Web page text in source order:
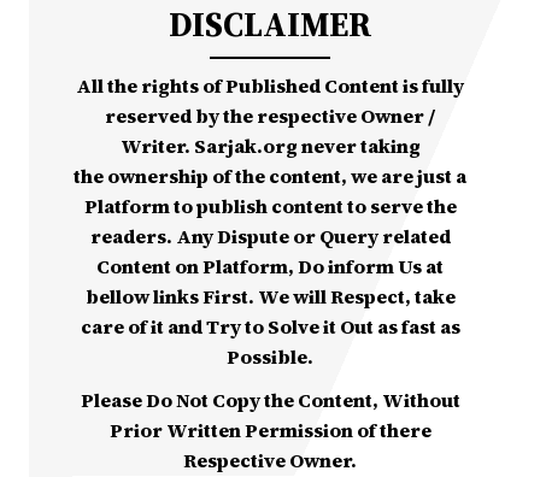
DISCLAIMER
All the rights of Published Content is fully
reserved by the respective Owner /
Writer. Sarjak.org never taking
the ownership of the content, we are just a
Platform to publish content to serve the
readers. Any Dispute or Query related
Content on Platform, Do inform Us at
bellow links First. We will Respect, take
care of it and Try to Solve it Out as fast as
Possible.
Please Do Not Copy the Content, Without
Prior Written Permission of there
Respective Owner.